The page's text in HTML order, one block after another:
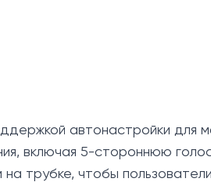
автонастройки для
включая 5-стороннюю
на трубке, чтобы